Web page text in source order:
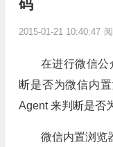
码
2015-01-21 10:40:47
在进行微信公
断是否为微信内
Agent 来判断是否
微信内置浏览